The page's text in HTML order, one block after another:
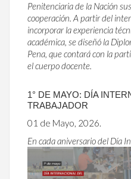
Penitenciaria de la Nación
cooperación. A partir del
incorporar la experiencia
académica, se diseñó la
Pena, que contará con la
el cuerpo docente.
1° DE MAYO: DÍA
TRABAJADOR
01 de Mayo, 2026.
En cada aniversario del Día